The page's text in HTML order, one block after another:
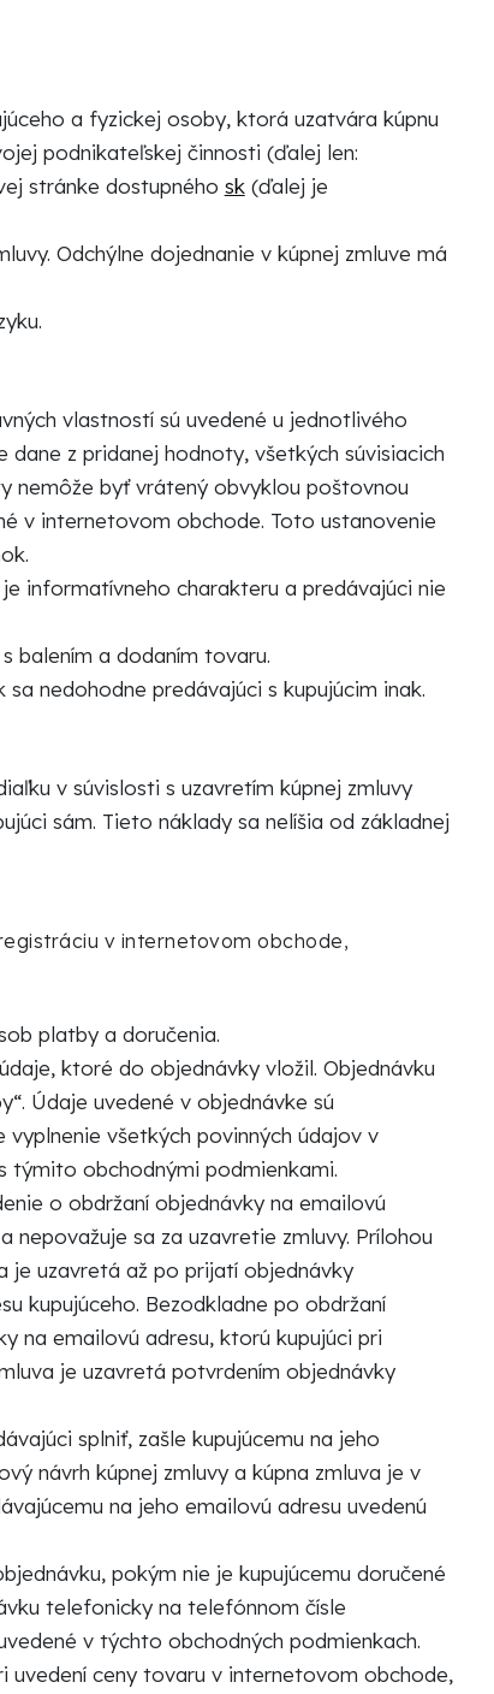
a fyzickej osoby, ktorá uzatvára kúpnu
podnikateľskej činnosti (ďalej len:
stránke dostupného sk(ďalej je
Odchýlne dojednanie v kúpnej zmluve má
vlastností sú uvedené u jednotlivého
z pridanej hodnoty, všetkých súvisiacich
byť vrátený obvyklou poštovnou
v internetovom obchode. Toto ustanovenie
informatívneho charakteru a predávajúci nie
balením a dodaním tovaru.
nedohodne predávajúci s kupujúcim inak.
v súvislosti s uzavretím kúpnej zmluvy
sám. Tieto náklady sa nelíšia od základnej
v internetovom obchode,
platby a doručenia.
ktoré do objednávky vložil. Objednávku
Údaje uvedené v objednávke sú
všetkých povinných údajov v
týmito obchodnými podmienkami.
o obdržaní objednávky na emailovú
sa za uzavretie zmluvy. Prílohou
je uzavretá až po prijatí objednávky
kupujúceho. Bezodkladne po obdržaní
na emailovú adresu, ktorú kupujúci pri
je uzavretá potvrdením objednávky
splniť, zašle kupujúcemu na jeho
návrh kúpnej zmluvy a kúpna zmluva je v
na jeho emailovú adresu uvedenú
pokým nie je kupujúcemu doručené
telefonicky na telefónnom čísle
v týchto obchodných podmienkach.
uvedení ceny tovaru v internetovom obchode,